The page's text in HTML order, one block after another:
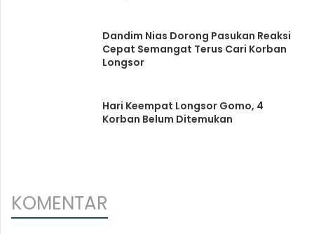
Dandim Nias Dorong Pasukan Reaksi
Cepat Semangat Terus Cari Korban
Longsor
Hari Keempat Longsor Gomo, 4
Korban Belum Ditemukan
KOMENTAR